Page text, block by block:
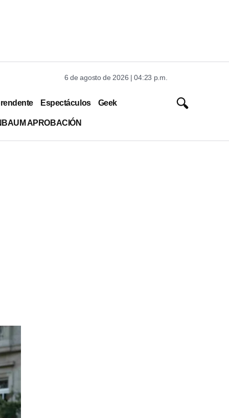
6 de agosto de 2026 | 04:23 p.m.
Espectáculos Geek
APROBACIÓN